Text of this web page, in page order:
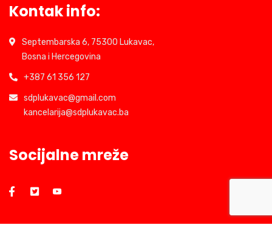
Kontak info:
Septembarska 6, 75300 Lukavac,
Bosna i Hercegovina
+387 61 356 127
sdplukavac@gmail.com
kancelarija@sdplukavac.ba
Socijalne mreže